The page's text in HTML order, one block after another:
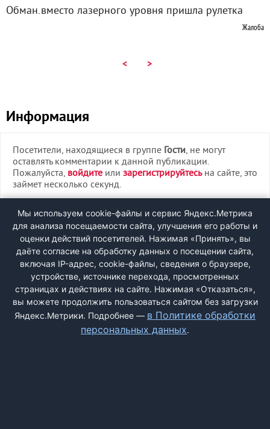
Обман.вместо лазерного уровня пришла рулетка
Жалоба
< >
Информация
Посетители, находящиеся в группе Гости, не могут
оставлять комментарии к данной публикации.
Пожалуйста, войдите или зарегистрируйтесьна сайте, это
займет несколько секунд.
ВХОД
РЕГИСТРАЦИЯ
Быстрая регистрациячерез соцсети:
Мы используем cookie-файлы и сервис Яндекс.Метрика
для анализа посещаемости сайта, улучшения его работы и
оценки действий посетителей. Нажимая «Принять», вы
даёте согласие на обработку данных о посещении сайта,
включая IP-адрес, cookie-файлы, сведения о браузере,
устройстве, источнике перехода, просмотренных
страницах и действиях на сайте. Нажимая «Отказаться»,
вы можете продолжить пользоваться сайтом без загрузки
Яндекс.Метрики. Подробнее — в Политике обработки
персональных данных.